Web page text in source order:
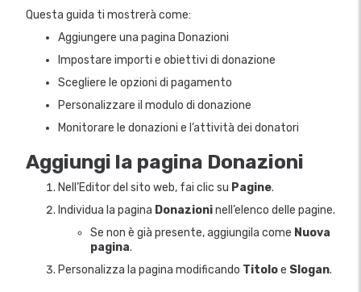
Questa guida ti mostrerà come:
Aggiungere una pagina Donazioni
Impostare importi e obiettivi di donazione
Scegliere le opzioni di pagamento
Personalizzare il modulo di donazione
Monitorare le donazioni e l’attività dei donatori
Aggiungi la pagina Donazioni
Nell’Editor del sito web, fai clic su Pagine.
Individua la pagina Donazioninell’elenco delle pagine.
Se non è già presente, aggiungila come Nuova
pagina.
Personalizza la pagina modificando Titoloe Slogan.